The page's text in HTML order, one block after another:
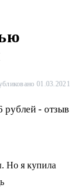
01.03.2021
Но я купила